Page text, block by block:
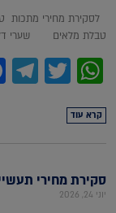
לסקירת מחירי מתכות
טבלת מלאים שערי
קרא עוד
סקירת מחירי תעשיית
יוני 24, 2026